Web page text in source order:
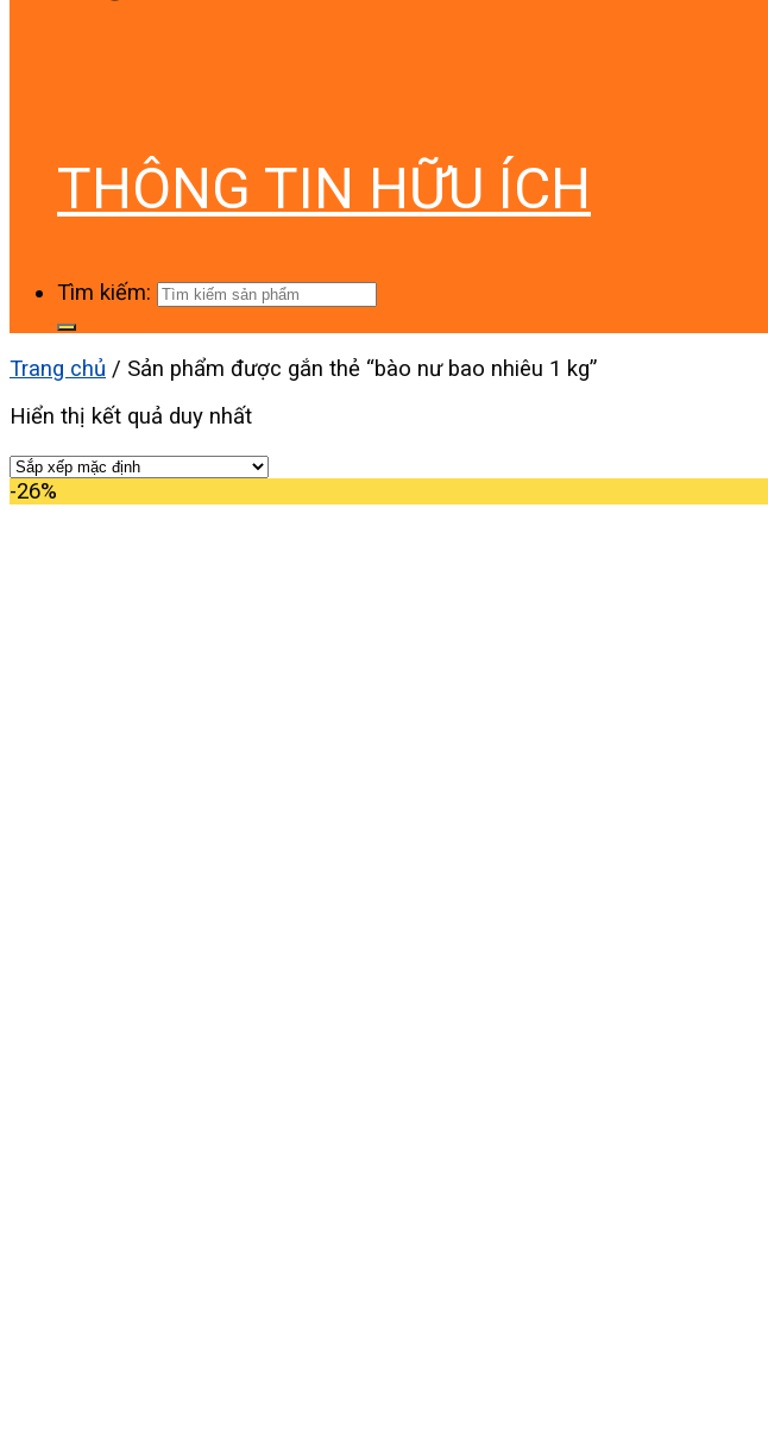
THÔNG TIN HỮU ÍCH
Tìm kiếm:
Trang chủ / Sản phẩm được gắn thẻ “bào nư bao nhiêu 1 kg”
Hiển thị kết quả duy nhất
-26%